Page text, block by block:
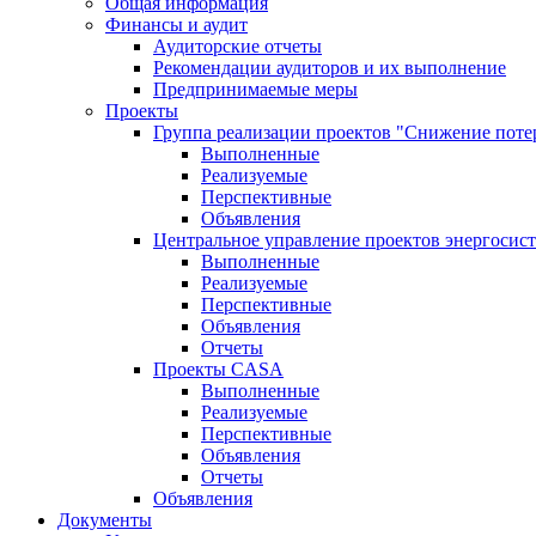
Финансы и аудит
Аудиторские отчеты
Рекомендации аудиторов и их выполнение
Предпринимаемые меры
Проекты
Группа реализации проектов "Снижение
Выполненные
Реализуемые
Перспективные
Объявления
Центральное управление проектов
Выполненные
Реализуемые
Перспективные
Объявления
Отчеты
Проекты CASA
Выполненные
Реализуемые
Перспективные
Объявления
Отчеты
Объявления
Документы